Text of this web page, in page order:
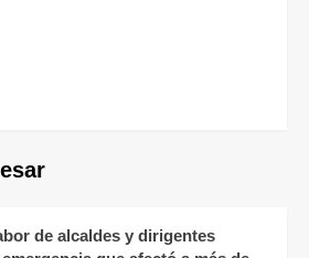
de alcaldes y dirigentes